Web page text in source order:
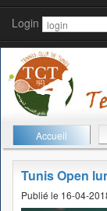
Login
Accueil
Tunis Open
Publié le 16-04-